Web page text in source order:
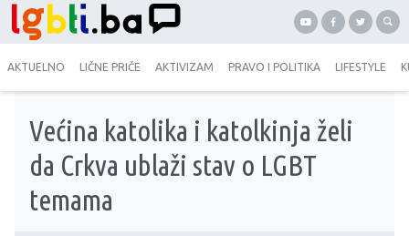
AKTUELNO LIČNE PRIČE AKTIVIZAM PRAVO I POLITIKA LIFESTYLE
Većina katolika i katolkinja želi
da Crkva ublaži stav o LGBT
temama